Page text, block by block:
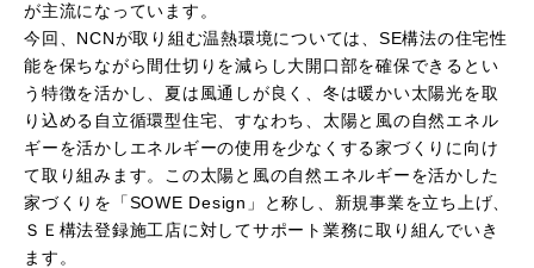
が主流になっています。
今回、NCNが取り組む温熱環境については、SE構法の住宅性
能を保ちながら間仕切りを減らし大開口部を確保できるとい
う特徴を活かし、夏は風通しが良く、冬は暖かい太陽光を取
り込める自立循環型住宅、すなわち、太陽と風の自然エネル
ギーを活かしエネルギーの使用を少なくする家づくりに向け
て取り組みます。この太陽と風の自然エネルギーを活かした
家づくりを「SOWE Design」と称し、新規事業を立ち上げ、
ＳＥ構法登録施工店に対してサポート業務に取り組んでいき
ます。